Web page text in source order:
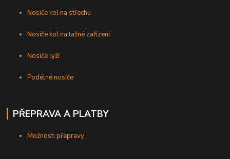
Nosiče kol na střechu
Nosiče kol na tažné zařízení
Nosiče lyží
Podélné nosiče
PŘEPRAVA A PLATBY
Možnosti přepravy